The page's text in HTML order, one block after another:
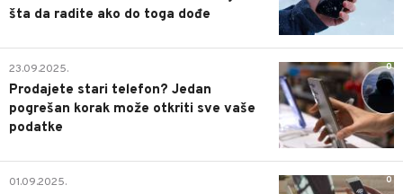
šta da radite ako do toga dođe
0
23.09.2025.
Prodajete stari telefon? Jedan
pogrešan korak može otkriti sve vaše
podatke
0
01.09.2025.